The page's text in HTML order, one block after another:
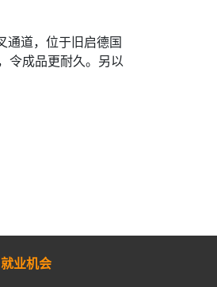
通道，位于旧启德国
令成品更耐久。另以
就业机会